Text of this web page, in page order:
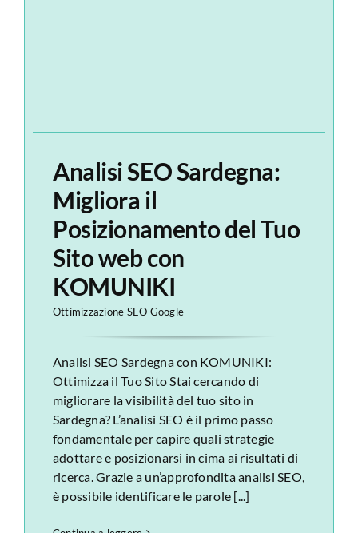
Analisi SEO Sardegna:
Migliora il
Posizionamento del Tuo
Sito web con
KOMUNIKI
Ottimizzazione SEO Google
Analisi SEO Sardegna con KOMUNIKI:
Ottimizza il Tuo Sito Stai cercando di
migliorare la visibilità del tuo sito in
Sardegna? L’analisi SEO è il primo passo
fondamentale per capire quali strategie
adottare e posizionarsi in cima ai risultati di
ricerca. Grazie a un’approfondita analisi SEO,
è possibile identificare le parole [...]